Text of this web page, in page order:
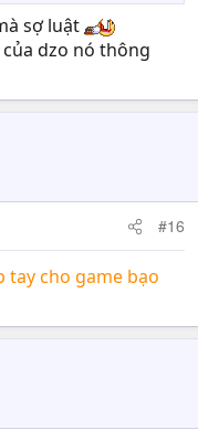
sợ luật
dzo nó thông
#16
tay cho game bạo